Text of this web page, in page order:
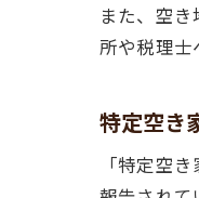
また、空
所や税理士
特定空き
「特定空